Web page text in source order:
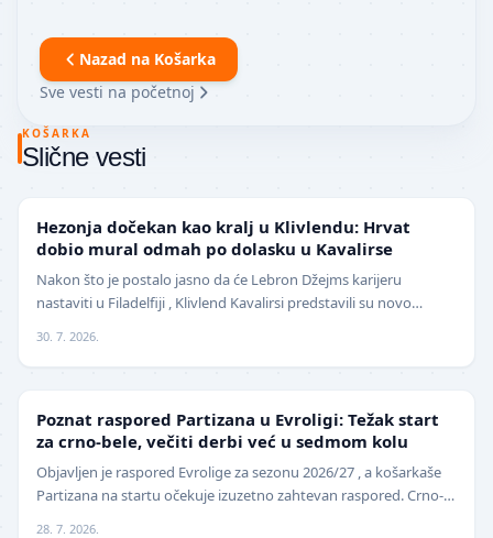
Nazad na Košarka
Sve vesti na početnoj
KOŠARKA
Slične vesti
Hezonja dočekan kao kralj u Klivlendu: Hrvat
dobio mural odmah po dolasku u Kavalirse
Nakon što je postalo jasno da će Lebron Džejms karijeru
nastaviti u Filadelfiji , Klivlend Kavalirsi predstavili su novo
30. 7. 2026.
Poznat raspored Partizana u Evroligi: Težak start
za crno-bele, večiti derbi već u sedmom kolu
Objavljen je raspored Evrolige za sezonu 2026/27 , a košarkaše
Partizana na startu očekuje izuzetno zahtevan raspored. Crno-
28. 7. 2026.